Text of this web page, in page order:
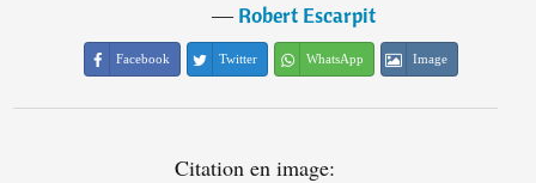
―Robert Escarpit
Facebook Twitter WhatsApp Image
Citation en image: